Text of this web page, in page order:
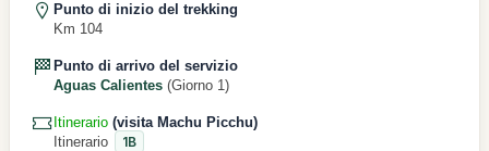
Punto di inizio del trekking
Km 104
Punto di arrivo del servizio
Aguas Calientes (Giorno 1)
Itinerario (visita Machu Picchu)
Itinerario
1B